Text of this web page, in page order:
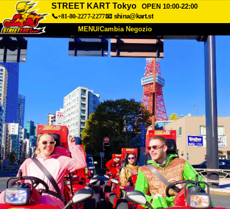
STREET KART Tokyo
OPEN 10:00-22:00
📞+81-80-2277-2277📧 shina@kart.st
MENU/Cambia Negozio
INIZIO
Prenotazioni
Cambia Negozio
Tokyo Shinagawa Tokyo Akihabara#1
Tokyo Akihabara#2 Tokyo Shibuya
Tokyo Shibuya Annex Tokyo Bay
Tokyo Asakusa Osaka
Okinawa